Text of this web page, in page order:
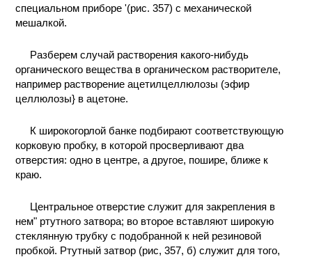
специальном приборе '(рис. 357) с механической
мешалкой.
Разберем случай растворения какого-нибудь
органического вещества в органическом растворителе,
например растворение ацетилцеллюлозы (эфир
целлюлозы} в ацетоне.
К широкогорлой банке подбирают соответствующую
корковую пробку, в которой просверливают два
отверстия: одно в центре, а другое, пошире, ближе к
краю.
Центральное отверстие служит для закрепления в
нем" ртутного затвора; во второе вставляют широкую
стеклянную трубку с подобранной к ней резиновой
пробкой. Ртутный затвор (рис, 357, б) служит для того,